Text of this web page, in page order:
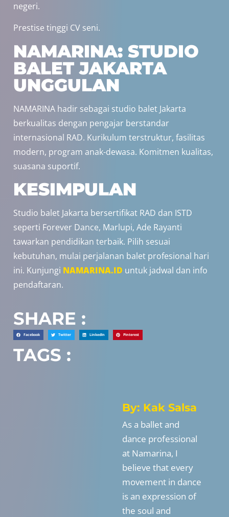
negeri.
Prestise tinggi CV seni.
NAMARINA: STUDIO
BALET JAKARTA
UNGGULAN
NAMARINA hadir sebagai studio balet Jakarta
berkualitas dengan pengajar berstandar
internasional RAD. Kurikulum terstruktur, fasilitas
modern, program anak-dewasa. Komitmen kualitas,
suasana suportif.
KESIMPULAN
Studio balet Jakarta bersertifikat RAD dan ISTD
seperti Forever Dance, Marlupi, Ade Rayanti
tawarkan pendidikan terbaik. Pilih sesuai
kebutuhan, mulai perjalanan balet profesional hari
ini. Kunjungi NAMARINA.ID untuk jadwal dan info
pendaftaran.
SHARE :
Facebook Twitter LinkedIn Pinterest
TAGS :
By: Kak Salsa
As a ballet and
dance professional
at Namarina, I
believe that every
movement in dance
is an expression of
the soul and